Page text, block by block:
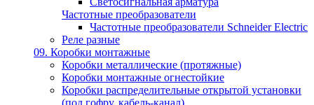
Частотные преобразователи
Частотные преобразователи Schneider Electric
Реле разные
09. Коробки монтажные
Коробки металлические (протяжные)
Коробки монтажные огнестойкие
Коробки распределительные открытой установки
(под гофру, кабель-канал)